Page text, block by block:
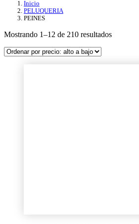
Inicio
PELUQUERIA
PEINES
Mostrando 1–12 de 210 resultadosOrdenado